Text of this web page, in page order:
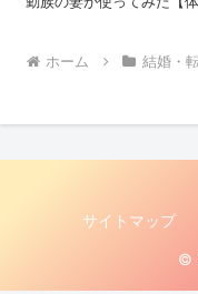
ホーム 結婚・
サイトマップ
©